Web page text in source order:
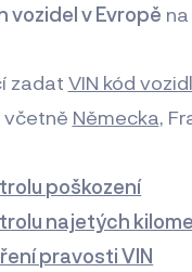
vozidel v Evropě
zadat VIN kód
včetně Německa,
poškození
najetých
pravosti VIN